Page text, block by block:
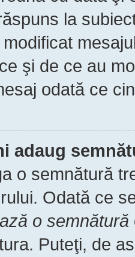
la
şi de ce au
odată ce
adaug
o semnătură
Odată ce
o semnătură
Puteţi, de